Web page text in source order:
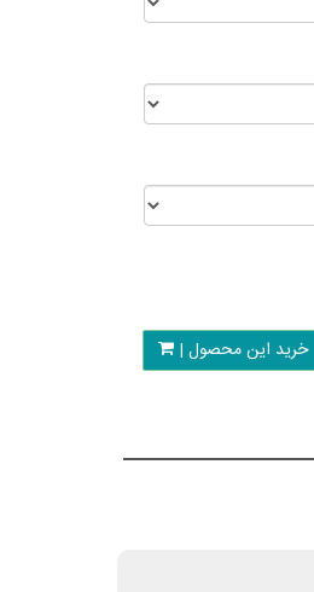
خرید این محصول |